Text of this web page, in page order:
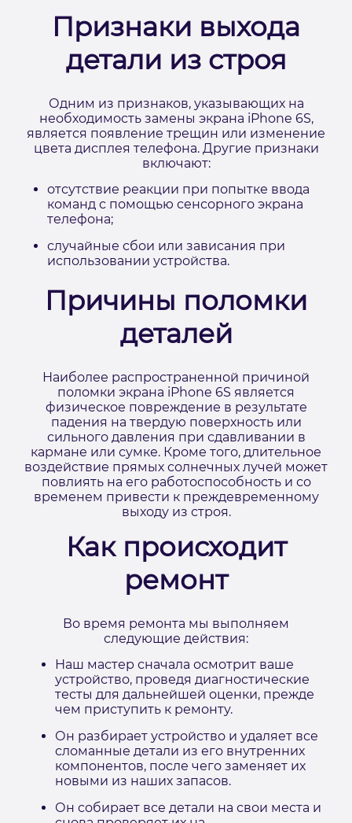
Признаки выхода
детали из строя
Одним из признаков, указывающих на
необходимость замены экрана iPhone 6S,
является появление трещин или изменение
цвета дисплея телефона. Другие признаки
включают:
отсутствие реакции при попытке ввода
команд с помощью сенсорного экрана
телефона;
случайные сбои или зависания при
использовании устройства.
Причины поломки
деталей
Наиболее распространенной причиной
поломки экрана iPhone 6S является
физическое повреждение в результате
падения на твердую поверхность или
сильного давления при сдавливании в
кармане или сумке. Кроме того, длительное
воздействие прямых солнечных лучей может
повлиять на его работоспособность и со
временем привести к преждевременному
выходу из строя.
Как происходит
ремонт
Во время ремонта мы выполняем
следующие действия:
Наш мастер сначала осмотрит ваше
устройство, проведя диагностические
тесты для дальнейшей оценки, прежде
чем приступить к ремонту.
Он разбирает устройство и удаляет все
сломанные детали из его внутренних
компонентов, после чего заменяет их
новыми из наших запасов.
Он собирает все детали на свои места и